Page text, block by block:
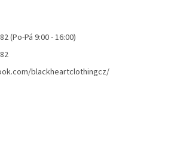
(Po-Pá 9:00 - 16:00)
blackheartclothingcz/